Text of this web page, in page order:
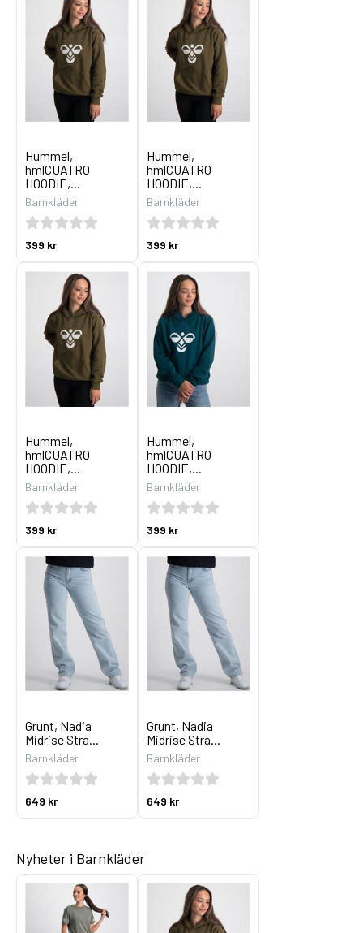
Hummel,
hmlCUATRO
HOODIE,...
Barnkläder
399 kr
Hummel,
hmlCUATRO
HOODIE,...
Barnkläder
399 kr
Hummel,
hmlCUATRO
HOODIE,...
Barnkläder
399 kr
Hummel,
hmlCUATRO
HOODIE,...
Barnkläder
399 kr
Grunt, Nadia
Midrise Stra...
Barnkläder
649 kr
Grunt, Nadia
Midrise Stra...
Barnkläder
649 kr
Nyheter i Barnkläder